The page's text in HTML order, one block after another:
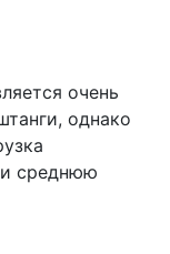
очень
однако
среднюю